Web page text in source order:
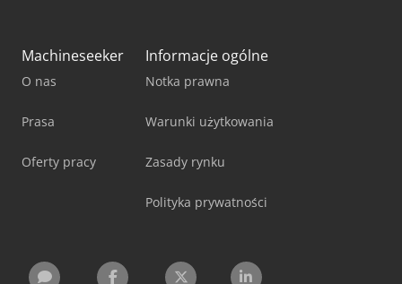
Machineseeker
O nas
Prasa
Oferty pracy
Informacje ogólne
Notka prawna
Warunki użytkowania
Zasady rynku
Polityka prywatności